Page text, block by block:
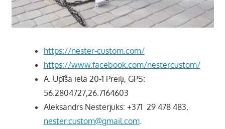
https://nester-custom.com/
https://www.facebook.com/nestercustom/
A. Upīša iela 20-1 Preiļi, GPS:
56.2804727,26.7164603
Aleksandrs Nesterjuks: +371 29 478 483,
nester.custom@gmail.com.